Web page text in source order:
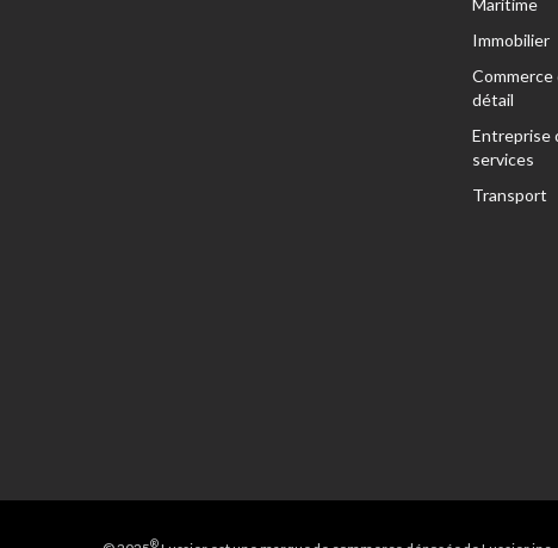
Maritime
Immobilier
Commerce
détail
Entreprise
services
Transport
®